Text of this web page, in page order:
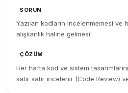
SORUN
Yazılan kodların incelenmemesi ve
alışkanlık haline gelmesi.
ÇÖZÜM
Her hafta kod ve sistem
satır satır incelenir (Code Review)